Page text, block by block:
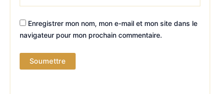
Enregistrer mon nom, mon e-mail et mon site dans le
navigateur pour mon prochain commentaire.